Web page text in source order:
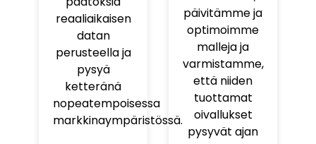
reaaliaikaisen
datan
perusteella ja
pysyä
ketteränä
nopeatempoisessa
markkinaympäristössä.
päivitämme ja
optimoimme
malleja ja
varmistamme,
että niiden
tuottamat
oivallukset
pysyvät ajan